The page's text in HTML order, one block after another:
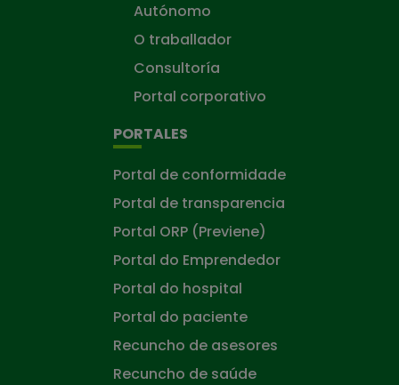
Autónomo
O traballador
Consultoría
Portal corporativo
PORTALES
Portal de conformidade
Portal de transparencia
Portal ORP (Previene)
Portal do Emprendedor
Portal do hospital
Portal do paciente
Recuncho de asesores
Recuncho de saúde